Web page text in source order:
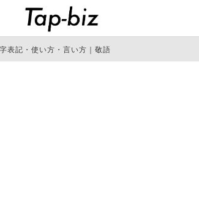
表記・使い方・言い方｜敬語